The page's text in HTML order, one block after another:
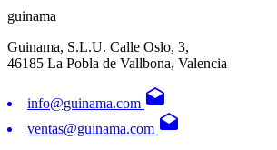
guinama
Guinama, S.L.U. Calle Oslo, 3,
46185 La Pobla de Vallbona, Valencia
info@guinama.com drafts
ventas@guinama.com drafts